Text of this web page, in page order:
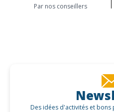
Par nos conseillers
Des idées d'activités et bons